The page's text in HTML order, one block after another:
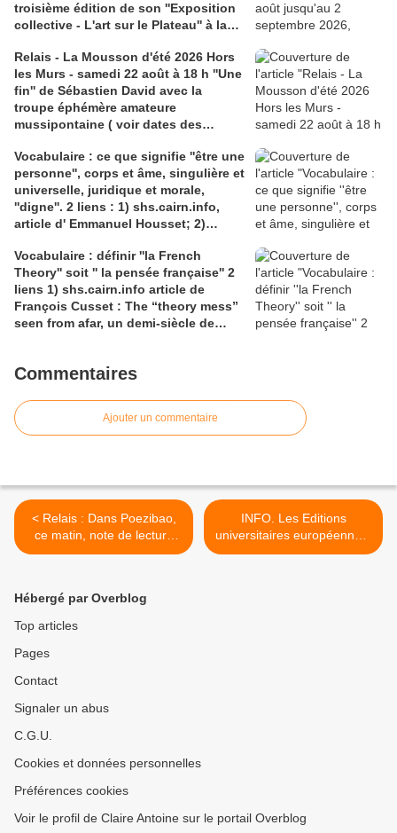
troisième édition de son ''Exposition
collective - L'art sur le Plateau'' à la
avenue Pinchard
Relais - La Mousson d'été 2026 Hors
les Murs - samedi 22 août à 18 h ''Une
fin'' de Sébastien David avec la
troupe éphémère amateure
mussipontaine ( voir dates des
dramaturgie Lola Molina à l’Espace
Saint-Laurent, Pont-à-Mousson 2
liens : 1) lien meec.org; 2)
lemeac.com
Vocabulaire : ce que signifie ''être une
personne'', corps et âme, singulière et
universelle, juridique et morale,
''digne''. 2 liens : 1) shs.cairn.info,
article d' Emmanuel Housset; 2)
Julian Roche
Vocabulaire : définir ''la French
Theory'' soit '' la pensée française'' 2
liens 1) shs.cairn.info article de
François Cusset : The “theory mess”
seen from afar, un demi-siècle de
l'émancipation...'', François Cusset
Commentaires
Ajouter un commentaire
< Relais : Dans Poezibao,
ce matin, note de lecture
d'Alain Helissen, "Le Dessin
INFO. Les Editions
universitaires européennes,
maison d'édition scientifique
Hébergé par Overblog
Top articles
Pages
Contact
Signaler un abus
C.G.U.
Cookies et données personnelles
Préférences cookies
Voir le profil de Claire Antoine sur le portail Overblog